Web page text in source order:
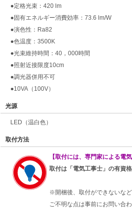
●定格光束：420 lm
●固有エネルギー消費効率：73.6 lm/W
●演色性：Ra82
●色温度：3500K
●光束維持時間：40，000時間
●照射近接限度10cm
●調光器併用不可
●10VA（100V）
光源
LED（温白色）
取付方法
【取付には、専門家による電
取付は「電気工事士」の有資
※開梱後、取付ができないな
ご不明な点は事前にお問い合わ